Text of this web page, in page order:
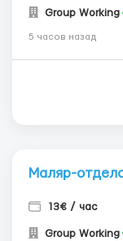
Group Working
5 часов назад
Маляр-
13€ / час
Group Working